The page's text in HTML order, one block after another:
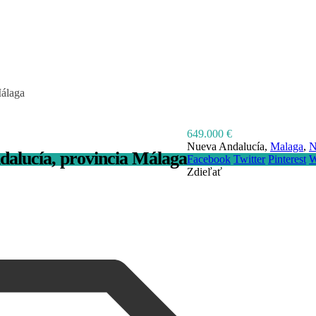
provincia Málaga
649.000 €
Nueva Andalucía, Malaga,
Facebook Twitter Pinterest
Zdieľať